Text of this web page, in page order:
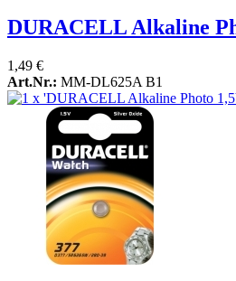
DURACELL Alkaline
1,49 €
Art.Nr.: MM-DL625A B1